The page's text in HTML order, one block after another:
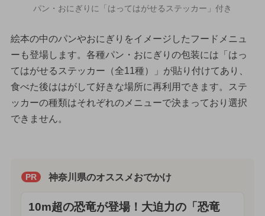
パン・おにぎりに「はってはがせるステッカー」付き
絵本の中のパンやおにぎりをイメージしたフードメニュ
ーも登場します。各種パン・おにぎりの包装には「はっ
てはがせるステッカー（全11種）」が貼り付けてあり、
食べた後ははがして好きな場所に再利用できます。ステ
ッカーの種類はそれぞれのメニューで決まっており選択
できません。
PR 神奈川県のオススメおでかけ
10m超の恐竜が登場！大迫力の「恐竜